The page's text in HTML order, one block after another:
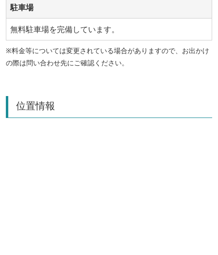
駐車場
無料駐車場を完備しています。
※料金等については変更されている場合がありますので、お出かけ
の際は問い合わせ先にご確認ください。
位置情報